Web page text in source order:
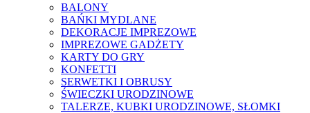
BALONY
BAŃKI MYDLANE
DEKORACJE IMPREZOWE
IMPREZOWE GADŻETY
KARTY DO GRY
KONFETTI
SERWETKI I OBRUSY
ŚWIECZKI URODZINOWE
TALERZE, KUBKI URODZINOWE, SŁOMKI